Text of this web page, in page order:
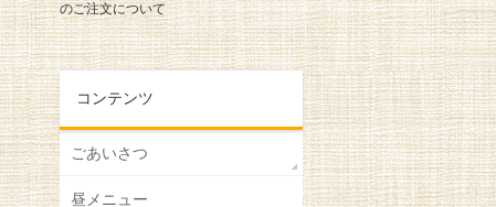
のご注文について
コンテンツ
ごあいさつ
昼メニュー